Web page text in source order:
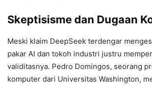
Skeptisisme dan Dugaan
Meski klaim DeepSeek terdengar
pakar AI dan tokoh industri justru
validitasnya. Pedro Domingos, seorang
komputer dari Universitas Washington,